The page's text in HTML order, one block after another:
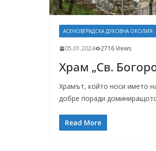
АСЕНОВГРАДСКА ДУХОВНА ОКОЛИЯ
05.01.2024 2716 Views
Храм „Св.
Храмът, който носи името
добре поради
Read More